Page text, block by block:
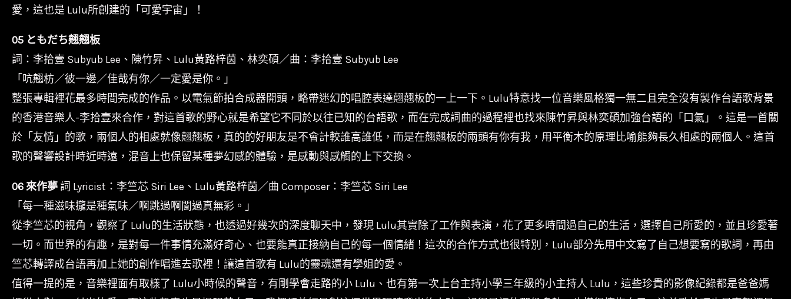
愛，這也是 Lulu所創建的「可愛宇宙」！
05 ともだち翹翹板
詞：李拾壹 Subyub Lee、陳竹昇、Lulu黃路梓茵、林奕碩／曲：李拾壹 Subyub Lee
「吭翹枋／彼一邊／佳哉有你／一定愛是你。」
整張專輯裡花最多時間完成的作品。以電氣節拍合成器開頭，略帶迷幻的唱腔表達翹翹板的一上一下。Lulu特意找一位音樂風格獨一無二且完全沒有製作台語歌背景
的香港音樂人-李拾壹來合作，對這首歌的野心就是希望它不同於以往已知的台語歌，而在完成詞曲的過程裡也找來陳竹昇與林奕碩加強台語的「口氣」。這是一首關
於「友情」的歌，兩個人的相處就像翹翹板，真的的好朋友是不會計較誰高誰低，而是在翹翹板的兩頭有你有我，用平衡木的原理比喻能夠長久相處的兩個人。這首
歌的聲響設計時近時遠，混音上也保留某種夢幻感的體驗，是感動與感觸的上下交換。
06 來作夢 詞 Lyricist：李竺芯 Siri Lee、Lulu黃路梓茵／曲 Composer：李竺芯 Siri Lee
「每一種滋味攏是種氣味／啊跳過啊閬過真無彩。」
從李竺芯的視角，觀察了 Lulu的生活狀態，也透過好幾次的深度聊天中，發現 Lulu其實除了工作與表演，花了更多時間過自己的生活，選擇自己所愛的，並且珍愛著
一切。而世界的有趣，是對每一件事情充滿好奇心、也要能真正接納自己的每一個情緒！這次的合作方式也很特別，Lulu部分先用中文寫了自己想要寫的歌詞，再由
竺芯轉譯成台語再加上她的創作唱進去歌裡！讓這首歌有 Lulu的靈魂還有學姐的愛。
值得一提的是，音樂裡面有取樣了 Lulu小時候的聲音，有剛學會走路的小 Lulu、也有第一次上台主持小學三年級的小主持人 Lulu，這些珍貴的影像紀錄都是爸爸媽